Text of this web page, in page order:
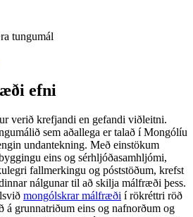
tungumál
efni
verið krefjandi en gefandi viðleitni.
sem aðallega er talað í Mongólíu
undantekning. Með einstökum
eins og sérhljóðasamhljómi,
fallmerkingu og póststöðum, krefst
nálgunar til að skilja málfræði þess.
mongólskrar málfræði í rökréttri röð
á grunnatriðum eins og nafnorðum og